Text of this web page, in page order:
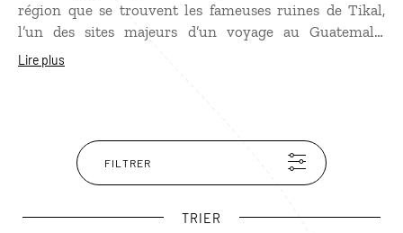
région que se trouvent les fameuses ruines de Tikal,
l’un des sites majeurs d’un voyage au Guatemala.
D’autres ruines se cachent dans la jungle du Petén
vestiges de pierre sont plus fascinants les uns que les
Lire plus
FILTRER
TRIER